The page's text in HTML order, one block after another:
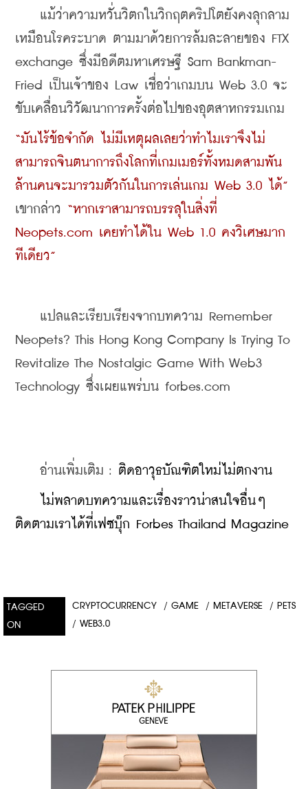
แม้ว่าความหวั่นวิตกในวิกฤตคริปโตยังคงลุกลาม
เหมือนโรคระบาด ตามมาด้วยการล้มละลายของ FTX
exchange ซึ่งมีอดีตมหาเศรษฐี Sam Bankman-
Fried เป็นเจ้าของ Law เชื่อว่าเกมบน Web 3.0 จะ
ขับเคลื่อนวิวัฒนาการครั้งต่อไปของอุตสาหกรรมเกม
“มันไร้ข้อจำกัด ไม่มีเหตุผลเลยว่าทำไมเราจึงไม่
สามารถจินตนาการถึงโลกที่เกมเมอร์ทั้งหมดสามพัน
ล้านคนจะมารวมตัวกันในการเล่นเกม Web 3.0 ได้”
เขากล่าว “หากเราสามารถบรรลุในสิ่งที่
Neopets.com เคยทำได้ใน Web 1.0 คงวิเศษมาก
ทีเดียว”
แปลและเรียบเรียงจากบทความ Remember
Neopets? This Hong Kong Company Is Trying To
Revitalize The Nostalgic Game With Web3
Technology ซึ่งเผยแพร่บน forbes.com
อ่านเพิ่มเติม : ติดอาวุธบัณฑิตใหม่ไม่ตกงาน
ไม่พลาดบทความและเรื่องราวน่าสนใจอื่นๆ
ติดตามเราได้ที่เฟซบุ๊ก Forbes Thailand Magazine
TAGGED
ON
CRYPTOCURRENCY / GAME / METAVERSE / PETS
/ WEB3.0